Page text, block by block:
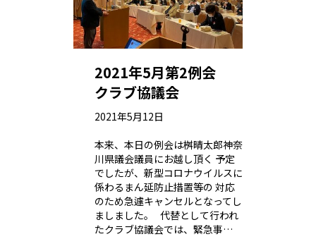
2021年5月第2例会
クラブ協議会
2021年5月12日
本来、本日の例会は桝晴太郎神奈
川県議会議員にお越し頂く 予定
でしたが、新型コロナウイルスに
係わるまん延防止措置等の 対応
のため急遽キャンセルとなってし
ましました。 代替として行われ
たクラブ協議会では、緊急事…